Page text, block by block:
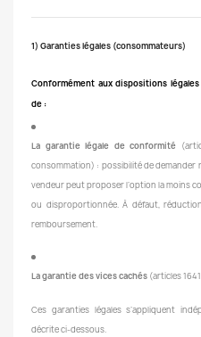
1) Garanties légales (consommateurs)
Conformément aux dispositions
de :
La garantie légale de conformité
consommation) : possibilité de
vendeur peut proposer l’option la moins
ou disproportionnée. À défaut,
remboursement.
La garantie des vices cachés (articles
Ces garanties légales s’appliquent
décrite ci-dessous.